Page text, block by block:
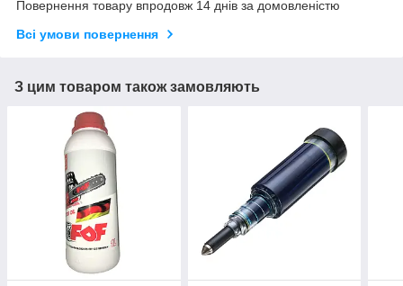
Повернення товару впродовж 14 днів за домовленістю
Всі умови повернення
З цим товаром також замовляють